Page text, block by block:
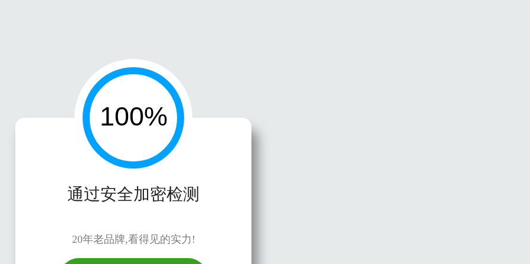
通过安全加密检测
20年老品牌,看得见的实力!